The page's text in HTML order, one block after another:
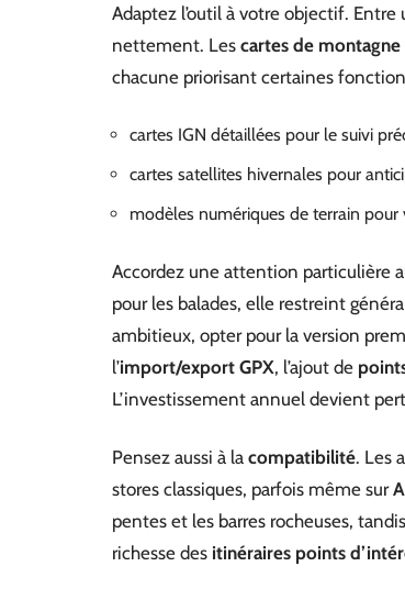
Adaptez l’outil à votre objectif.
nettement. Les cartes de
chacune priorisant certaines
cartes IGN détaillées pour le suivi
cartes satellites hivernales pour
modèles numériques de terrain pour
Accordez une attention particulière
pour les balades, elle restreint
ambitieux, opter pour la version
l’import/export GPX, l’ajout de
L’investissement annuel devient
Pensez aussi à la compatibilité. Les
stores classiques, parfois même sur
pentes et les barres rocheuses,
richesse des itinéraires points